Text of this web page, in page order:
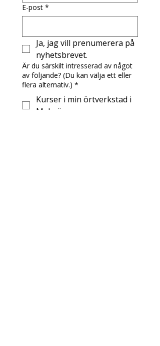
E-post *
Ja, jag vill prenumerera på
nyhetsbrevet.
Är du särskilt intresserad av något
av följande? (Du kan välja ett eller
flera alternativ.) *
Kurser i min örtverkstad i
Malmö